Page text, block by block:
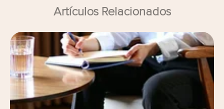
Artículos Relacionados